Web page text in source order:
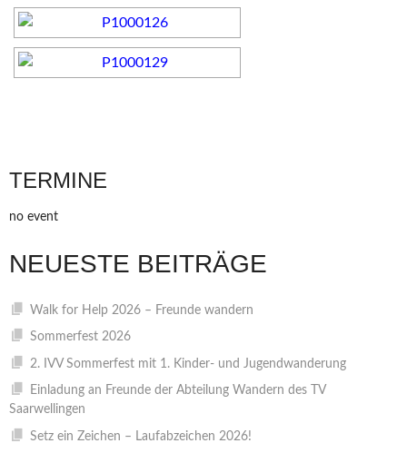
TERMINE
no event
NEUESTE BEITRÄGE
Walk for Help 2026 – Freunde wandern
Sommerfest 2026
2. IVV Sommerfest mit 1. Kinder- und Jugendwanderung
Einladung an Freunde der Abteilung Wandern des TV
Saarwellingen
Setz ein Zeichen – Laufabzeichen 2026!